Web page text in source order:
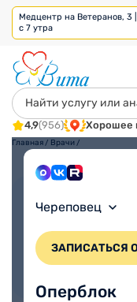
Медцентр на Ветеранов, 3
с 7 утра
4,9(956) Хорошее
Череповец
ЗАПИСАТЬСЯ
Оперблок
Главная / Врачи /
Взрослым